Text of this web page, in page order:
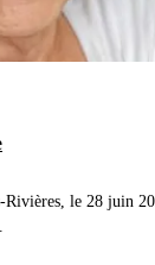
le 28 juin